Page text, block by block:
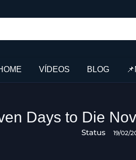
VÍDEOS BLOG
Days to Die
Status 19/02/